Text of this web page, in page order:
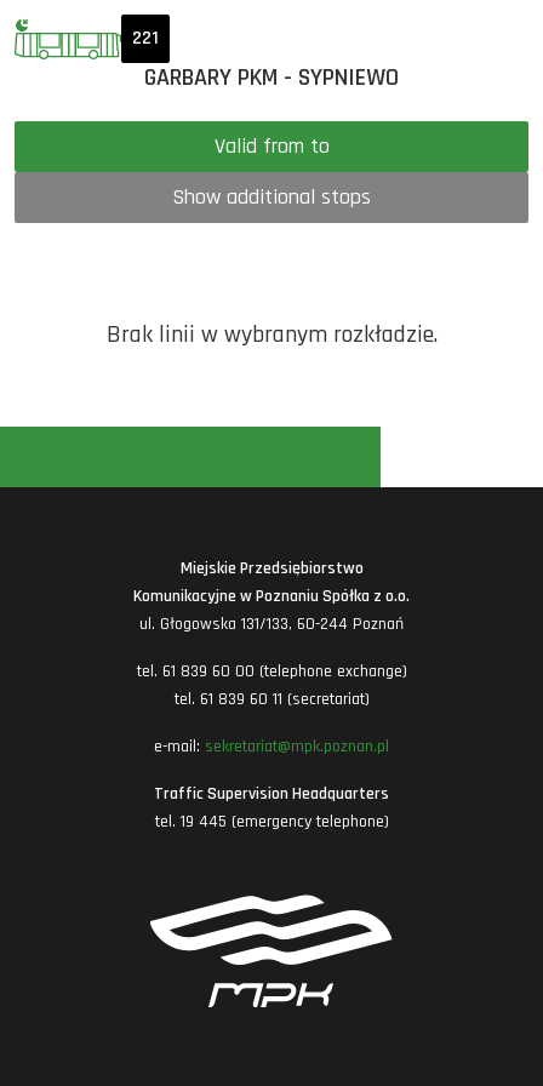
221
GARBARY PKM - SYPNIEWO
Valid from to
Show additional stops
Brak linii w wybranym rozkładzie.
Miejskie Przedsiębiorstwo
Komunikacyjne w Poznaniu Spółka z o.o.
ul. Głogowska 131/133, 60-244 Poznań
tel. 61 839 60 00 (telephone exchange)
tel. 61 839 60 11 (secretariat)
e-mail: sekretariat@mpk.poznan.pl
Traffic Supervision Headquarters
tel. 19 445 (emergency telephone)